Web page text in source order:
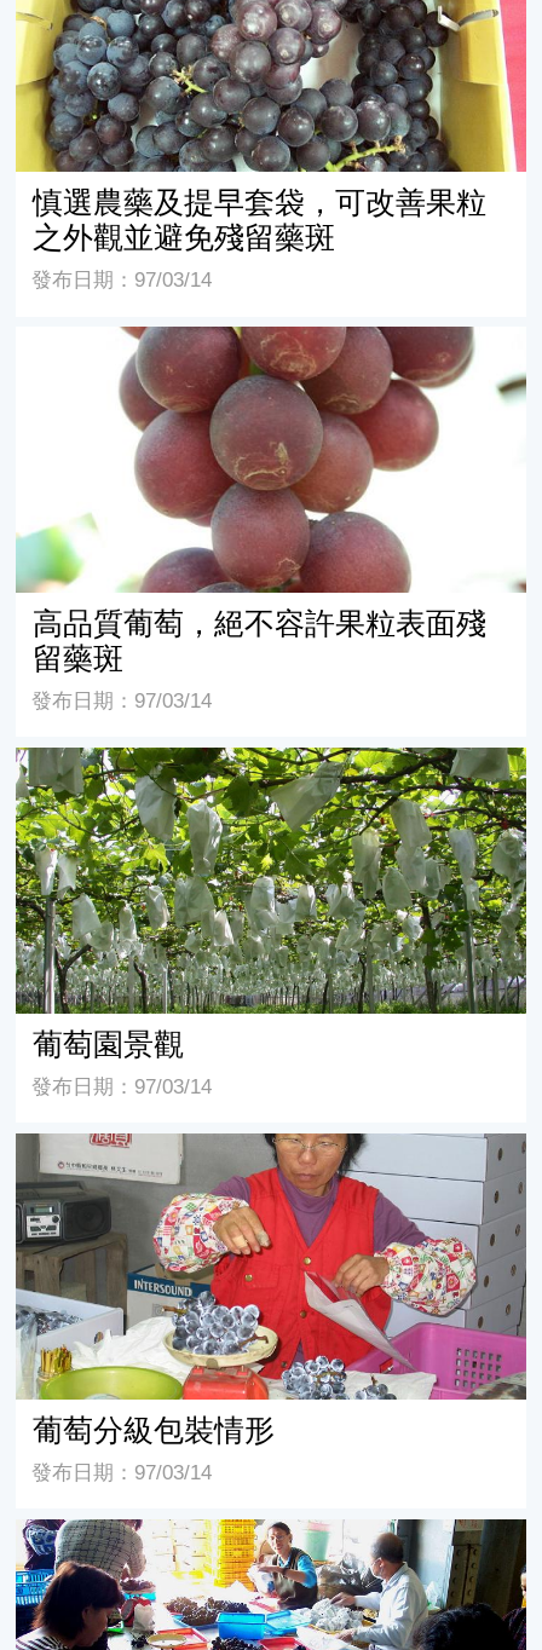
慎選農藥及提早套袋，可改善果粒
之外觀並避免殘留藥斑
發布日期：97/03/14
高品質葡萄，絕不容許果粒表面殘留藥斑
高品質葡萄，絕不容許果粒表面殘
留藥斑
發布日期：97/03/14
葡萄園景觀
葡萄園景觀
發布日期：97/03/14
葡萄分級包裝情形
葡萄分級包裝情形
發布日期：97/03/14
葡萄分級包裝情形